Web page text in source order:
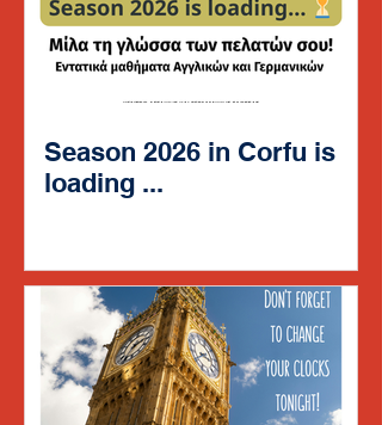
Season 2026 in Corfu is
loading ...